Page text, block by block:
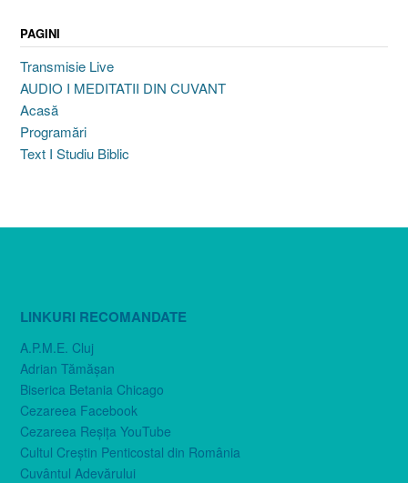
PAGINI
Transmisie Live
AUDIO I MEDITATII DIN CUVANT
Acasă
Programări
Text I Studiu Biblic
LINKURI RECOMANDATE
A.P.M.E. Cluj
Adrian Tămăşan
Biserica Betania Chicago
Cezareea Facebook
Cezareea Reşiţa YouTube
Cultul Creştin Penticostal din România
Cuvântul Adevărului